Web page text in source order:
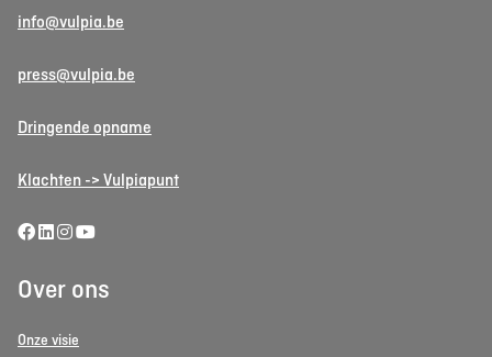
info@vulpia.be
press@vulpia.be
Dringende opname
Klachten -> Vulpiapunt
Over ons
Onze visie